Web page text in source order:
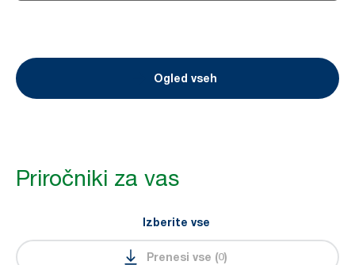
Ogled vseh
Priročniki za vas
Izberite vse
Prenesi vse (0)